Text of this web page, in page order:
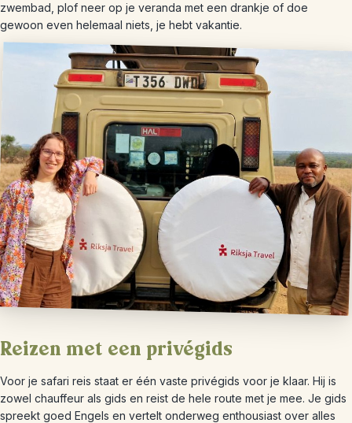
zwembad, plof neer op je veranda met een drankje of doe
gewoon even helemaal niets, je hebt vakantie.
Reizen met een privégids
Voor je safari reis staat er één vaste privégids voor je klaar. Hij is
zowel chauffeur als gids en reist de hele route met je mee. Je gids
spreekt goed Engels en vertelt onderweg enthousiast over alles